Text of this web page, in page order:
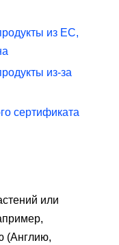
из ЕС,
из-за
сертификата
или
(Англию,